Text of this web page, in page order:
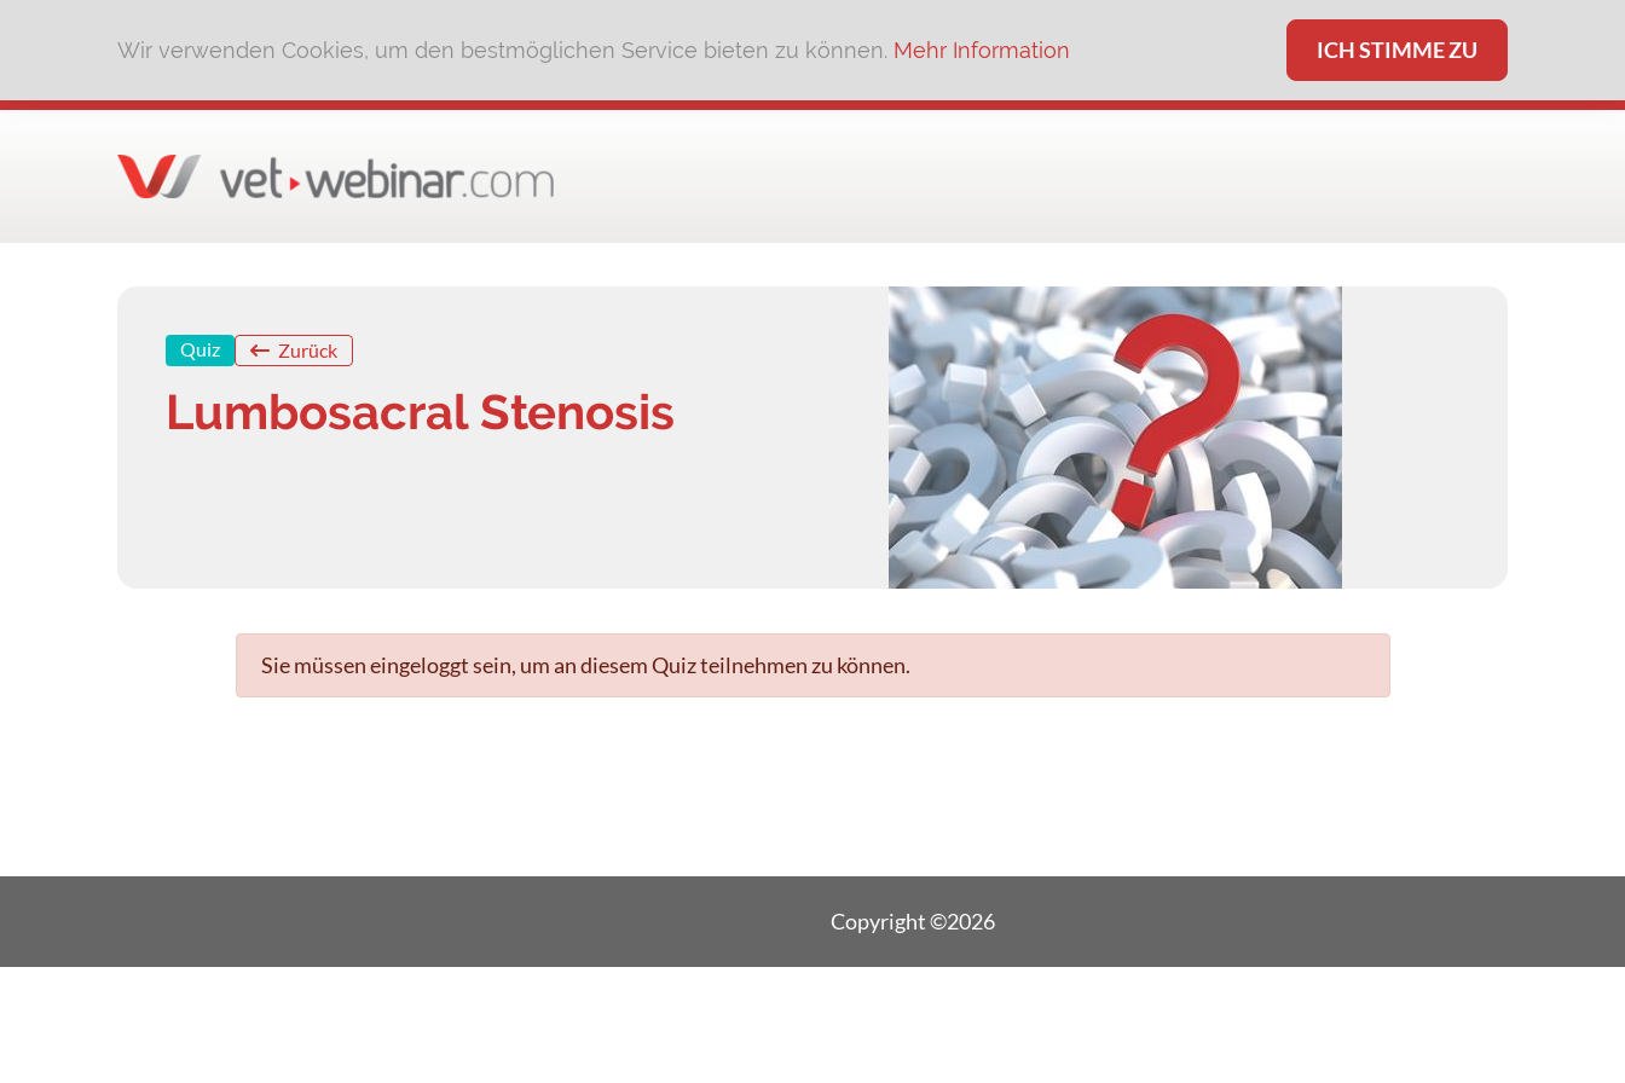
Wir verwenden Cookies, um den bestmöglichen Service bieten zu können. Mehr Information ICH STIMME ZU
Quiz Zurück
Lumbosacral Stenosis
Sie müssen eingeloggt sein, um an diesem Quiz teilnehmen zu können.
Copyright ©2026